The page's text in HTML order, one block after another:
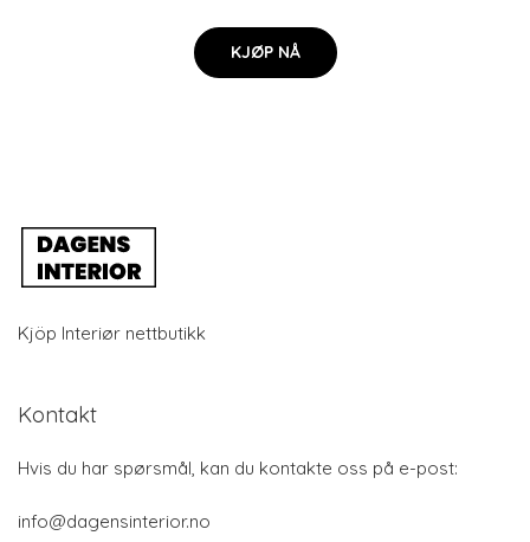
KJØP NÅ
Kjöp Interiør nettbutikk
Kontakt
Hvis du har spørsmål, kan du kontakte oss på e-post:
info@dagensinterior.no